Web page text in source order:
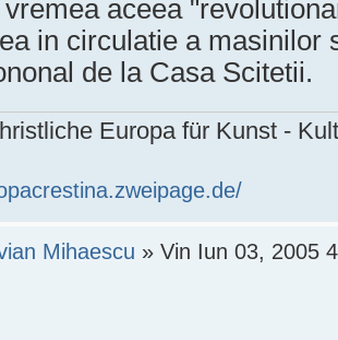
vremea aceea
in circulatie a masinilor
de la Casa Scitetii.
Europa für Kunst -
Mihaescu » Vin Iun 03, 2005